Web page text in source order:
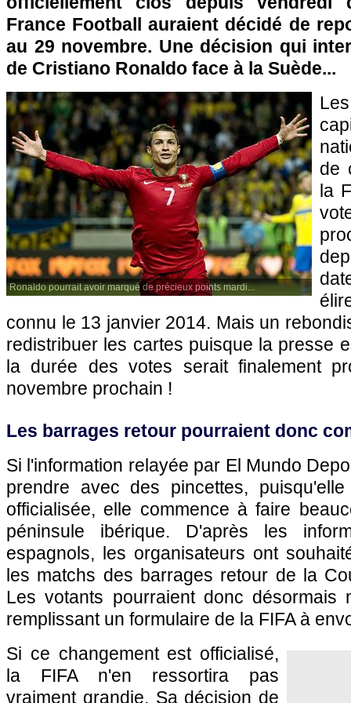
France Football auraient décidé de
au 29 novembre. Une décision qui
de Cristiano Ronaldo face à la Suède...
Ronaldo pourrait avoir marqué de précieux points mardi...
de
la
connu le 13 janvier 2014. Mais un
redistribuer les cartes puisque la presse
la durée des votes serait finalement
novembre prochain !
Les barrages retour pourraient donc
Si l'information relayée par El Mundo
prendre avec des pincettes,
officialisée, elle commence à faire
péninsule ibérique. D'après les
espagnols, les organisateurs ont
les matchs des barrages retour de la
Les votants pourraient donc désormais
remplissant un formulaire de la FIFA à
Si ce changement est officialisé,
la FIFA n'en ressortira pas
vraiment grandie. Sa décision de